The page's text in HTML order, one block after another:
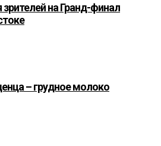
на Гранд-финал
– грудное молоко